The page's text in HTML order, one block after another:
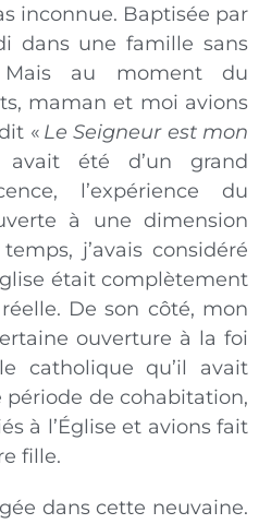
inconnue. Baptisée par
dans une famille sans
Mais au moment du
maman et moi avions
« Le Seigneur est mon
été d’un grand
l’expérience du
à une dimension
j’avais considéré
était complètement
De son côté, mon
ouverture à la foi
catholique qu’il avait
de cohabitation,
à l’Église et avions fait
fille.
dans cette neuvaine.